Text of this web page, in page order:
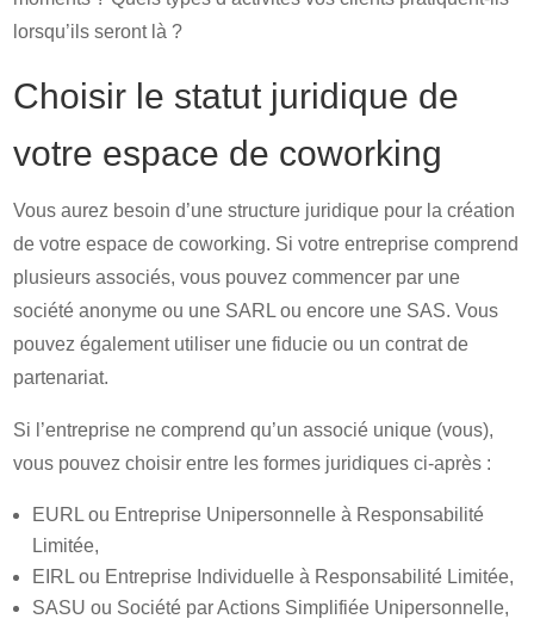
lorsqu’ils seront là ?
Choisir le statut juridique de
votre espace de coworking
Vous aurez besoin d’une structure juridique pour la création
de votre espace de coworking. Si votre entreprise comprend
plusieurs associés, vous pouvez commencer par une
société anonyme ou une SARL ou encore une SAS. Vous
pouvez également utiliser une fiducie ou un contrat de
partenariat.
Si l’entreprise ne comprend qu’un associé unique (vous),
vous pouvez choisir entre les formes juridiques ci-après :
EURL ou Entreprise Unipersonnelle à Responsabilité
Limitée,
EIRL ou Entreprise Individuelle à Responsabilité Limitée,
SASU ou Société par Actions Simplifiée Unipersonnelle,